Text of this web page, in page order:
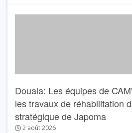
Douala: Les équipes de
les travaux de réhabilitation
stratégique de Japoma
2 août 2026